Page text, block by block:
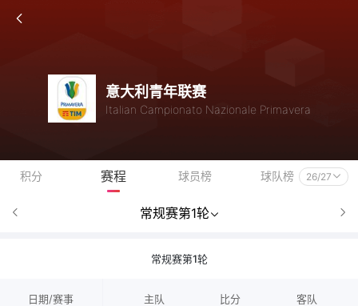
意大利青年联赛
Italian Campionato Nazionale Primavera
积分 赛程 球员榜 球队榜 26/27
常规赛第1轮
常规赛第1轮
日期/赛事 主队 比分 客队